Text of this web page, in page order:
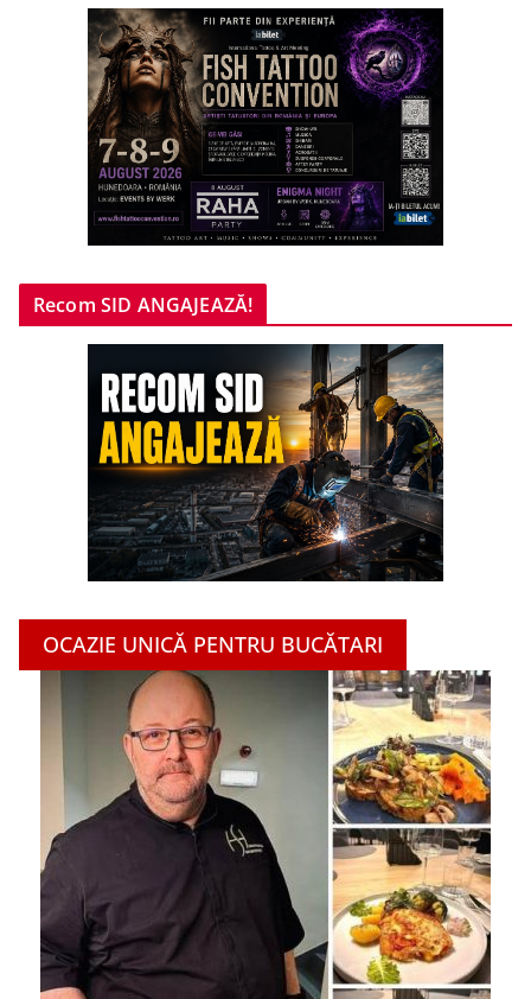
Recom SID ANGAJEAZĂ!
OCAZIE UNICĂ PENTRU BUCĂTARI